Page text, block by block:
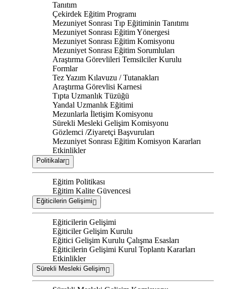
Tanıtım
Çekirdek Eğitim Programı
Mezuniyet Sonrası Tıp Eğitiminin Tanıtımı
Mezuniyet Sonrası Eğitim Yönergesi
Mezuniyet Sonrası Eğitim Komisyonu
Mezuniyet Sonrası Eğitim Sorumluları
Araştırma Görevlileri Temsilciler Kurulu
Formlar
Tez Yazım Kılavuzu / Tutanakları
Araştırma Görevlisi Karnesi
Tıpta Uzmanlık Tüzüğü
Yandal Uzmanlık Eğitimi
Mezunlarla İletişim Komisyonu
Sürekli Mesleki Gelişim Komisyonu
Gözlemci /Ziyaretçi Başvuruları
Mezuniyet Sonrası Eğitim Komisyon Kararları
Etkinlikler
Politikalar
Eğitim Politikası
Eğitim Kalite Güvencesi
Eğiticilerin Gelişimi
Eğiticilerin Gelişimi
Eğiticiler Gelişim Kurulu
Eğitici Gelişim Kurulu Çalışma Esasları
Eğiticilerin Gelişimi Kurul Toplantı Kararları
Etkinlikler
Sürekli Mesleki Gelişim